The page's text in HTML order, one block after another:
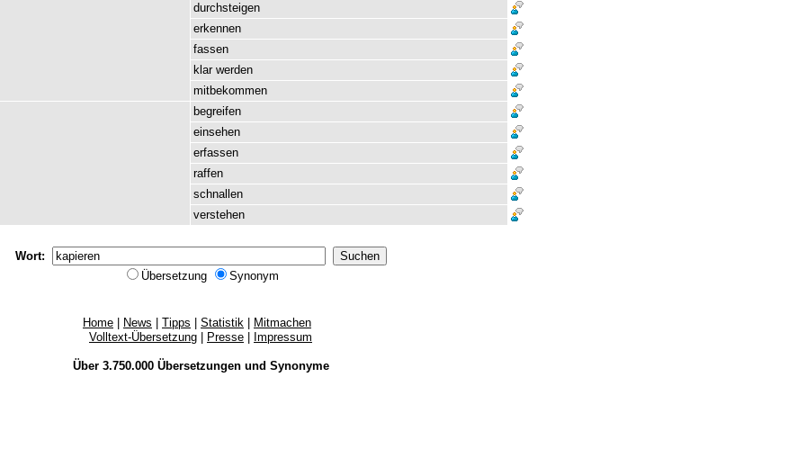
durchsteigen
erkennen
fassen
klar werden
mitbekommen
begreifen
einsehen
erfassen
raffen
schnallen
verstehen
Wort:
Übersetzung
Synonym
Home News Tipps Statistik
Mitmachen
Volltext-Übersetzung
Presse Impressum
Über 3.750.000 Übersetzungenund Synonyme